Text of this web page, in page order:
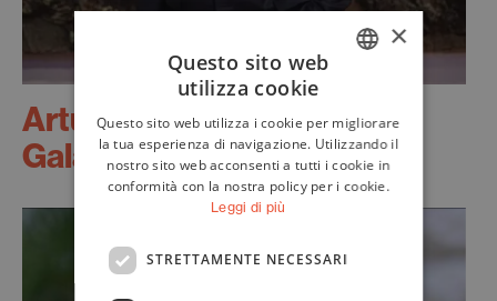
Arturo
Galansino
ENGLISH
×
Questo sito web
utilizza cookie
Questo sito web utilizza i cookie per migliorare
la tua esperienza di navigazione. Utilizzando il
nostro sito web acconsenti a tutti i cookie in
conformità con la nostra policy per i cookie.
Leggi di più
STRETTAMENTE NECESSARI